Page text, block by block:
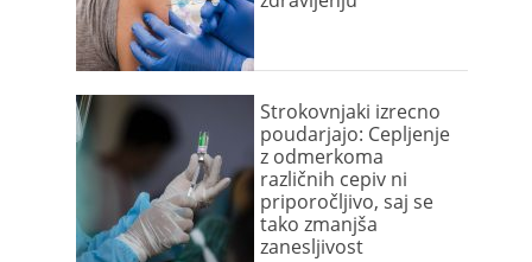
Strokovnjaki izrecno
poudarjajo: Cepljenje
z odmerkoma
različnih cepiv ni
priporočljivo, saj se
tako zmanjša
zanesljivost